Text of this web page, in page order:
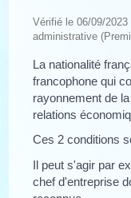
Vérifié le 06/09/
administrative
La nationalité
francophone qui
rayonnement de
relations
Ces 2 conditions
Il peut s'agir par
chef d'entreprise